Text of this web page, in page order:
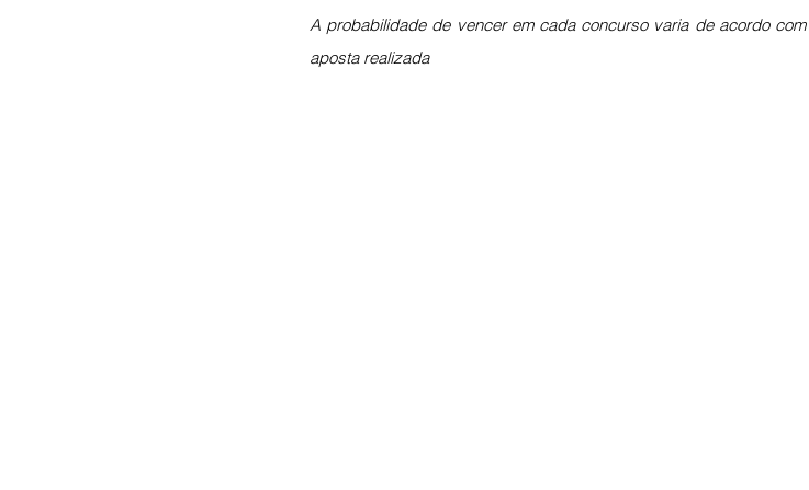
A probabilidade de vencer em cada concurso varia de acordo
aposta realizada